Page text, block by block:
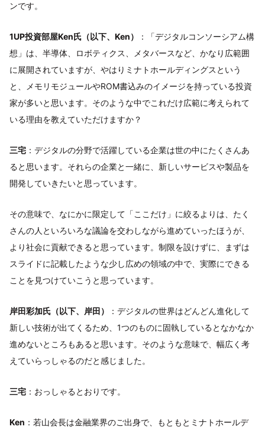
ンです。
1UP投資部屋Ken氏（以下、Ken）
：「デジタルコンソーシアム構
想」は、半導体、ロボティクス、メタバースなど、かなり広範囲
に展開されていますが、やはりミナトホールディングスという
と、メモリモジュールやROM書込みのイメージを持っている投資
家が多いと思います。そのような中でこれだけ広範に考えられて
いる理由を教えていただけますか？
三宅 ：デジタルの分野で活躍している企業は世の中にたくさんあ
ると思います。それらの企業と一緒に、新しいサービスや製品を
開発していきたいと思っています。
その意味で、なにかに限定して「ここだけ」に絞るよりは、たく
さんの人といろいろな議論を交わしながら進めていったほうが、
より社会に貢献できると思っています。制限を設けずに、まずは
スライドに記載したような少し広めの領域の中で、実際にできる
ことを見つけていこうと思っています。
岸田彩加氏（以下、岸田）
：デジタルの世界はどんどん進化して
新しい技術が出てくるため、1つのものに固執しているとなかなか
進めないところもあると思います。そのような意味で、幅広く考
えていらっしゃるのだと感じました。
三宅 ：おっしゃるとおりです。
Ken ：若山会長は金融業界のご出身で、もともとミナトホールデ